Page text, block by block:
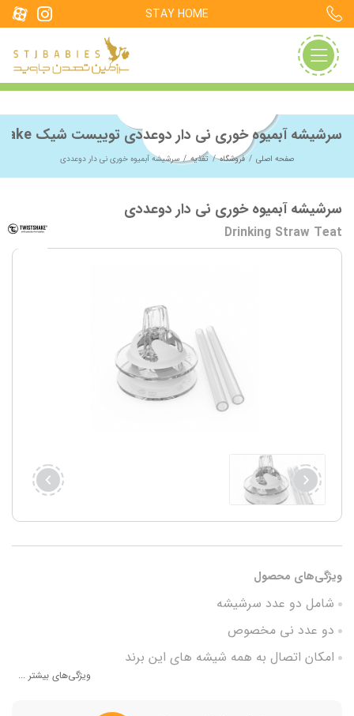
STAY HOME
سرشیشه آبمیوه خوری نی دار دوعددی توییست شیک twistshake
صفحه اصلی فروشگاه تغذیه سرشیشه آبمیوه خوری نی دار دوعددی
سرشیشه آبمیوه خوری نی دار دوعددی
Drinking Straw Teat
ویژگی‌های محصول
شامل دو عدد سرشیشه
دو عدد نی مخصوص
امکان اتصال به همه شیشه های این برند
ویژگی‌های بیشتر ...